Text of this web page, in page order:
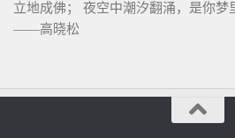
立地成佛； 夜空中潮汐翻涌，是你梦
——高晓松